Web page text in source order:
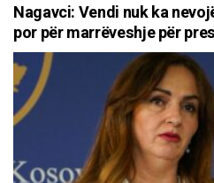
Nagavci: Vendi nuk ka
por për marrëveshje për